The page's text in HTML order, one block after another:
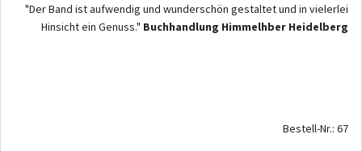
"Der Band ist aufwendig und wunderschön gestaltet und in vielerlei
Hinsicht ein Genuss." Buchhandlung Himmelhber Heidelberg
Bestell-Nr.: 67